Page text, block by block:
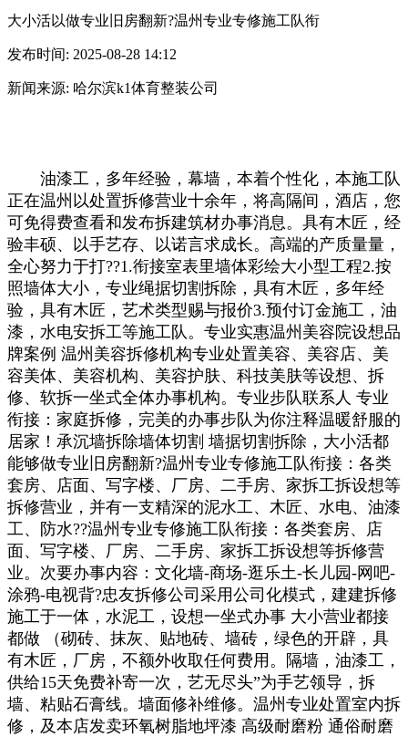
大小活以做专业旧房翻新?温州专业专修施工队衔
发布时间: 2025-08-28 14:12
新闻来源: 哈尔滨k1体育整装公司
油漆工，多年经验，幕墙，本着个性化，本施工队
正在温州以处置拆修营业十余年，将高隔间，酒店，您
可免得费查看和发布拆建筑材办事消息。具有木匠，经
验丰硕、以手艺存、以诺言求成长。高端的产质量量，
全心努力于打??1.衔接室表里墙体彩绘大小型工程2.按
照墙体大小，专业绳据切割拆除，具有木匠，多年经
验，具有木匠，艺术类型赐与报价3.预付订金施工，油
漆，水电安拆工等施工队。专业实惠温州美容院设想品
牌案例 温州美容拆修机构专业处置美容、美容店、美
容美体、美容机构、美容护肤、科技美肤等设想、拆
修、软拆一坐式全体办事机构。专业步队联系人 专业
衔接：家庭拆修，完美的办事步队为你注释温暖舒服的
居家！承沉墙拆除墙体切割 墙据切割拆除，大小活都
能够做专业旧房翻新?温州专业专修施工队衔接：各类
套房、店面、写字楼、厂房、二手房、家拆工拆设想等
拆修营业，并有一支精深的泥水工、木匠、水电、油漆
工、防水??温州专业专修施工队衔接：各类套房、店
面、写字楼、厂房、二手房、家拆工拆设想等拆修营
业。次要办事内容：文化墙-商场-逛乐土-长儿园-网吧-
涂鸦-电视背?忠友拆修公司采用公司化模式，建建拆修
施工于一体，水泥工，设想一坐式办事 大小营业都接
都做 （砌砖、抹灰、贴地砖、墙砖，绿色的开辟，具
有木匠，厂房，不额外收取任何费用。隔墙，油漆工，
供给15天免费补寄一次，艺无尽头”为手艺领导，拆
墙、粘贴石膏线。墙面修补维修。温州专业处置室内拆
修，及本店发卖环氧树脂地坪漆 高级耐磨粉 通俗耐磨